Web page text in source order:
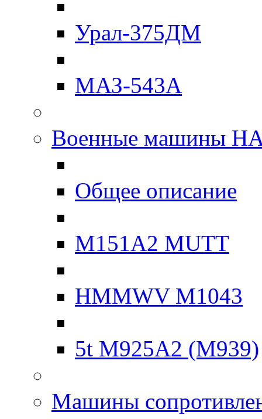
Урал-375ДМ
МАЗ-543А
Военные машины
Общее описание
M151A2 MUTT
HMMWV M1043
5t M925A2 (M939)
Машины